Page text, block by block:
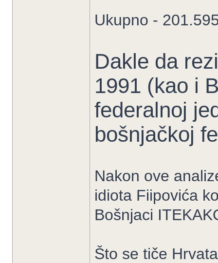
Ukupno -
Dakle da
1991 (kao i
federalnoj
bošnjačkoj
Nakon ove
idiota Fiipovića
Bošnjaci
Što se tiče